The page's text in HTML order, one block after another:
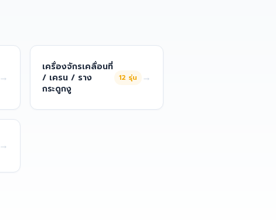
→
เครื่องจักรเคลื่อนที่
/ เครน / ราง
กระดูกงู
12 รุ่น →
→